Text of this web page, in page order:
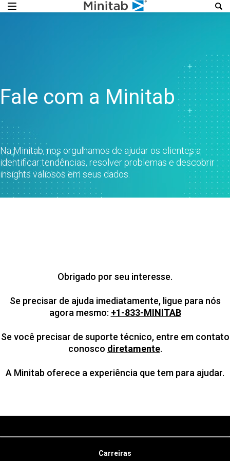
Fale com a Minitab
Na Minitab, nos orgulhamos de ajudar os clientes a
identificar tendências, resolver problemas e descobrir
insights valiosos em seus dados.
Obrigado por seu interesse.
Se precisar de ajuda imediatamente, ligue para nós
agora mesmo: +1-833-MINITAB
Se você precisar de suporte técnico, entre em contato
conosco diretamente.
A Minitab oferece a experiência que tem para ajudar.
Carreiras